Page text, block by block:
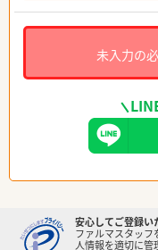
未入力の
安心してご登録い
ファルマスタッフ
人情報を適切に